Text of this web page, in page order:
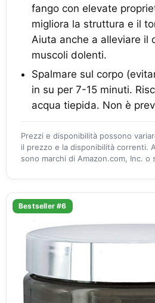
fango con elevate
migliora la struttura e il
Aiuta anche a alleviare il
muscoli dolenti.
Spalmare sul corpo
in su per 7-15 minuti.
acqua tiepida. Non è
Prezzi e disponibilità possono
il prezzo e la disponibilità correnti.
sono marchi di Amazon.com, Inc. o
Bestseller #6